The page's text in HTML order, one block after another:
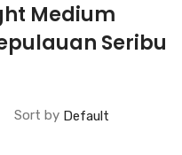
Medium
Seribu
Sort by